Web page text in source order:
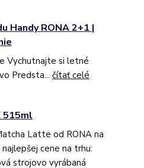
Handy RONA 2+1 |
Vychutnajte si letné
Predsta... čítať celé
515ml
Latte od RONA na
cene na trhu:
strojovo vyrábaná